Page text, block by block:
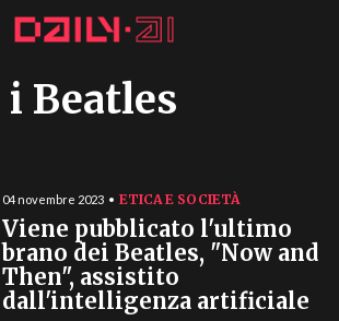
i Beatles
04 novembre 2023 ETICA E SOCIETÀ
Viene pubblicato l'ultimo
brano dei Beatles, "Now and
Then", assistito
dall'intelligenza artificiale